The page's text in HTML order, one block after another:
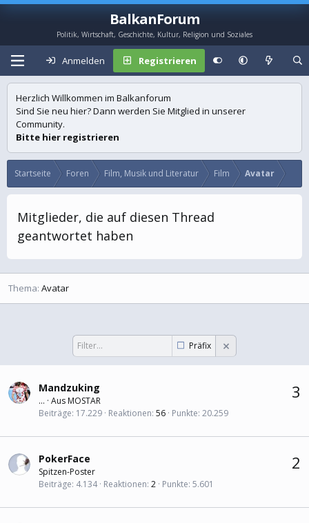
BalkanForum
Politik, Wirtschaft, Geschichte, Kultur, Religion und Soziales
Anmelden Registrieren
Herzlich Willkommen im Balkanforum
Sind Sie neu hier? Dann werden Sie Mitglied in unserer
Community.
Bitte hier registrieren
Startseite Foren Film, Musik und Literatur Film Avatar
Mitglieder, die auf diesen Thread
geantwortet haben
Thema Avatar
Präfix
3
Mandzuking
... · Aus MOSTAR
Beiträge 17.229 Reaktionen 56 Punkte 20.259
2
PokerFace
Spitzen-Poster
Beiträge 4.134 Reaktionen 2 Punkte 5.601